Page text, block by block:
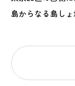
島からなる島し